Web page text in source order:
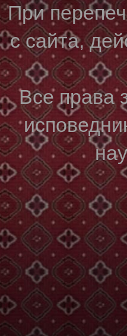
При
с сайта,
Все права